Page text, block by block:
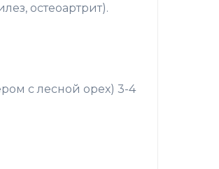
остеоартрит).
с лесной орех) 3-4